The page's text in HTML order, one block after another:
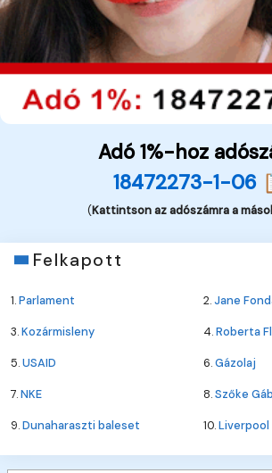
Adó 1%-hoz
18472273-1-06
(Kattintson az adószámra a
Felkapott
1.Parlament 2.Jane
3.Kozármisleny 4.Roberta
5.USAID 6.Gázolaj
7.NKE 8.Szőke
9.Dunaharaszti baleset 10.Liverpool